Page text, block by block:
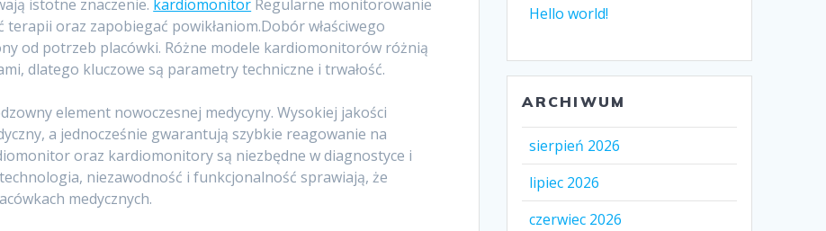
istotne znaczenie. kardiomonitor Regularne monitorowanie
oraz zapobiegać powikłaniom.Dobór właściwego
od potrzeb placówki. Różne modele kardiomonitorów różnią
dlatego kluczowe są parametry techniczne i trwałość.
element nowoczesnej medycyny. Wysokiej jakości
a jednocześnie gwarantują szybkie reagowanie na
oraz kardiomonitory są niezbędne w diagnostyce i
niezawodność i funkcjonalność sprawiają, że
medycznych.
Hello world!
ARCHIWUM
sierpień 2026
lipiec 2026
czerwiec 2026